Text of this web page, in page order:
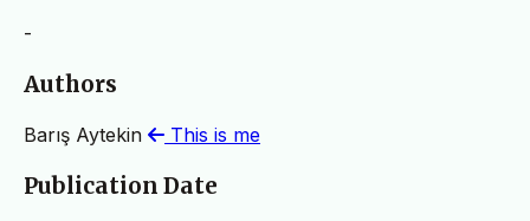
-
Authors
Barış Aytekin This is me
Publication Date